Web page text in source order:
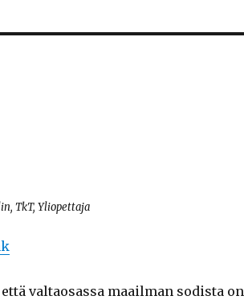
TkT, Yliopettaja
valtaosassa maailman sodista on